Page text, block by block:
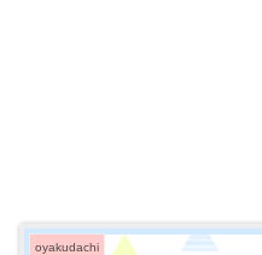
oyakudachi